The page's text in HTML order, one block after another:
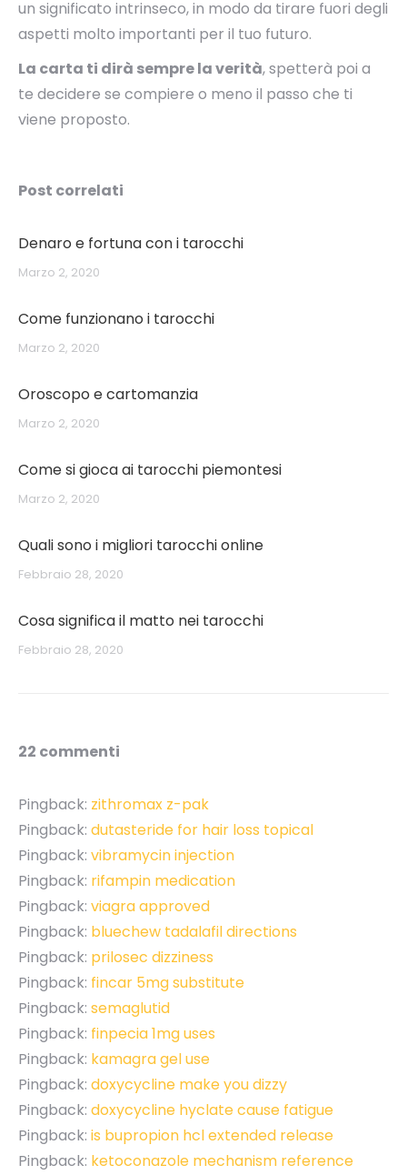
un significato intrinseco, in modo da tirare fuori degli
aspetti molto importanti per il tuo futuro.
La carta ti dirà sempre la verità, spetterà poi a
te decidere se compiere o meno il passo che ti
viene proposto.
Post correlati
Denaro e fortuna con i tarocchi
Marzo 2, 2020
Come funzionano i tarocchi
Marzo 2, 2020
Oroscopo e cartomanzia
Marzo 2, 2020
Come si gioca ai tarocchi piemontesi
Marzo 2, 2020
Quali sono i migliori tarocchi online
Febbraio 28, 2020
Cosa significa il matto nei tarocchi
Febbraio 28, 2020
22 commenti
Pingback: zithromax z-pak
Pingback: dutasteride for hair loss topical
Pingback: vibramycin injection
Pingback: rifampin medication
Pingback: viagra approved
Pingback: bluechew tadalafil directions
Pingback: prilosec dizziness
Pingback: fincar 5mg substitute
Pingback: semaglutid
Pingback: finpecia 1mg uses
Pingback: kamagra gel use
Pingback: doxycycline make you dizzy
Pingback: doxycycline hyclate cause fatigue
Pingback: is bupropion hcl extended release
Pingback: ketoconazole mechanism reference